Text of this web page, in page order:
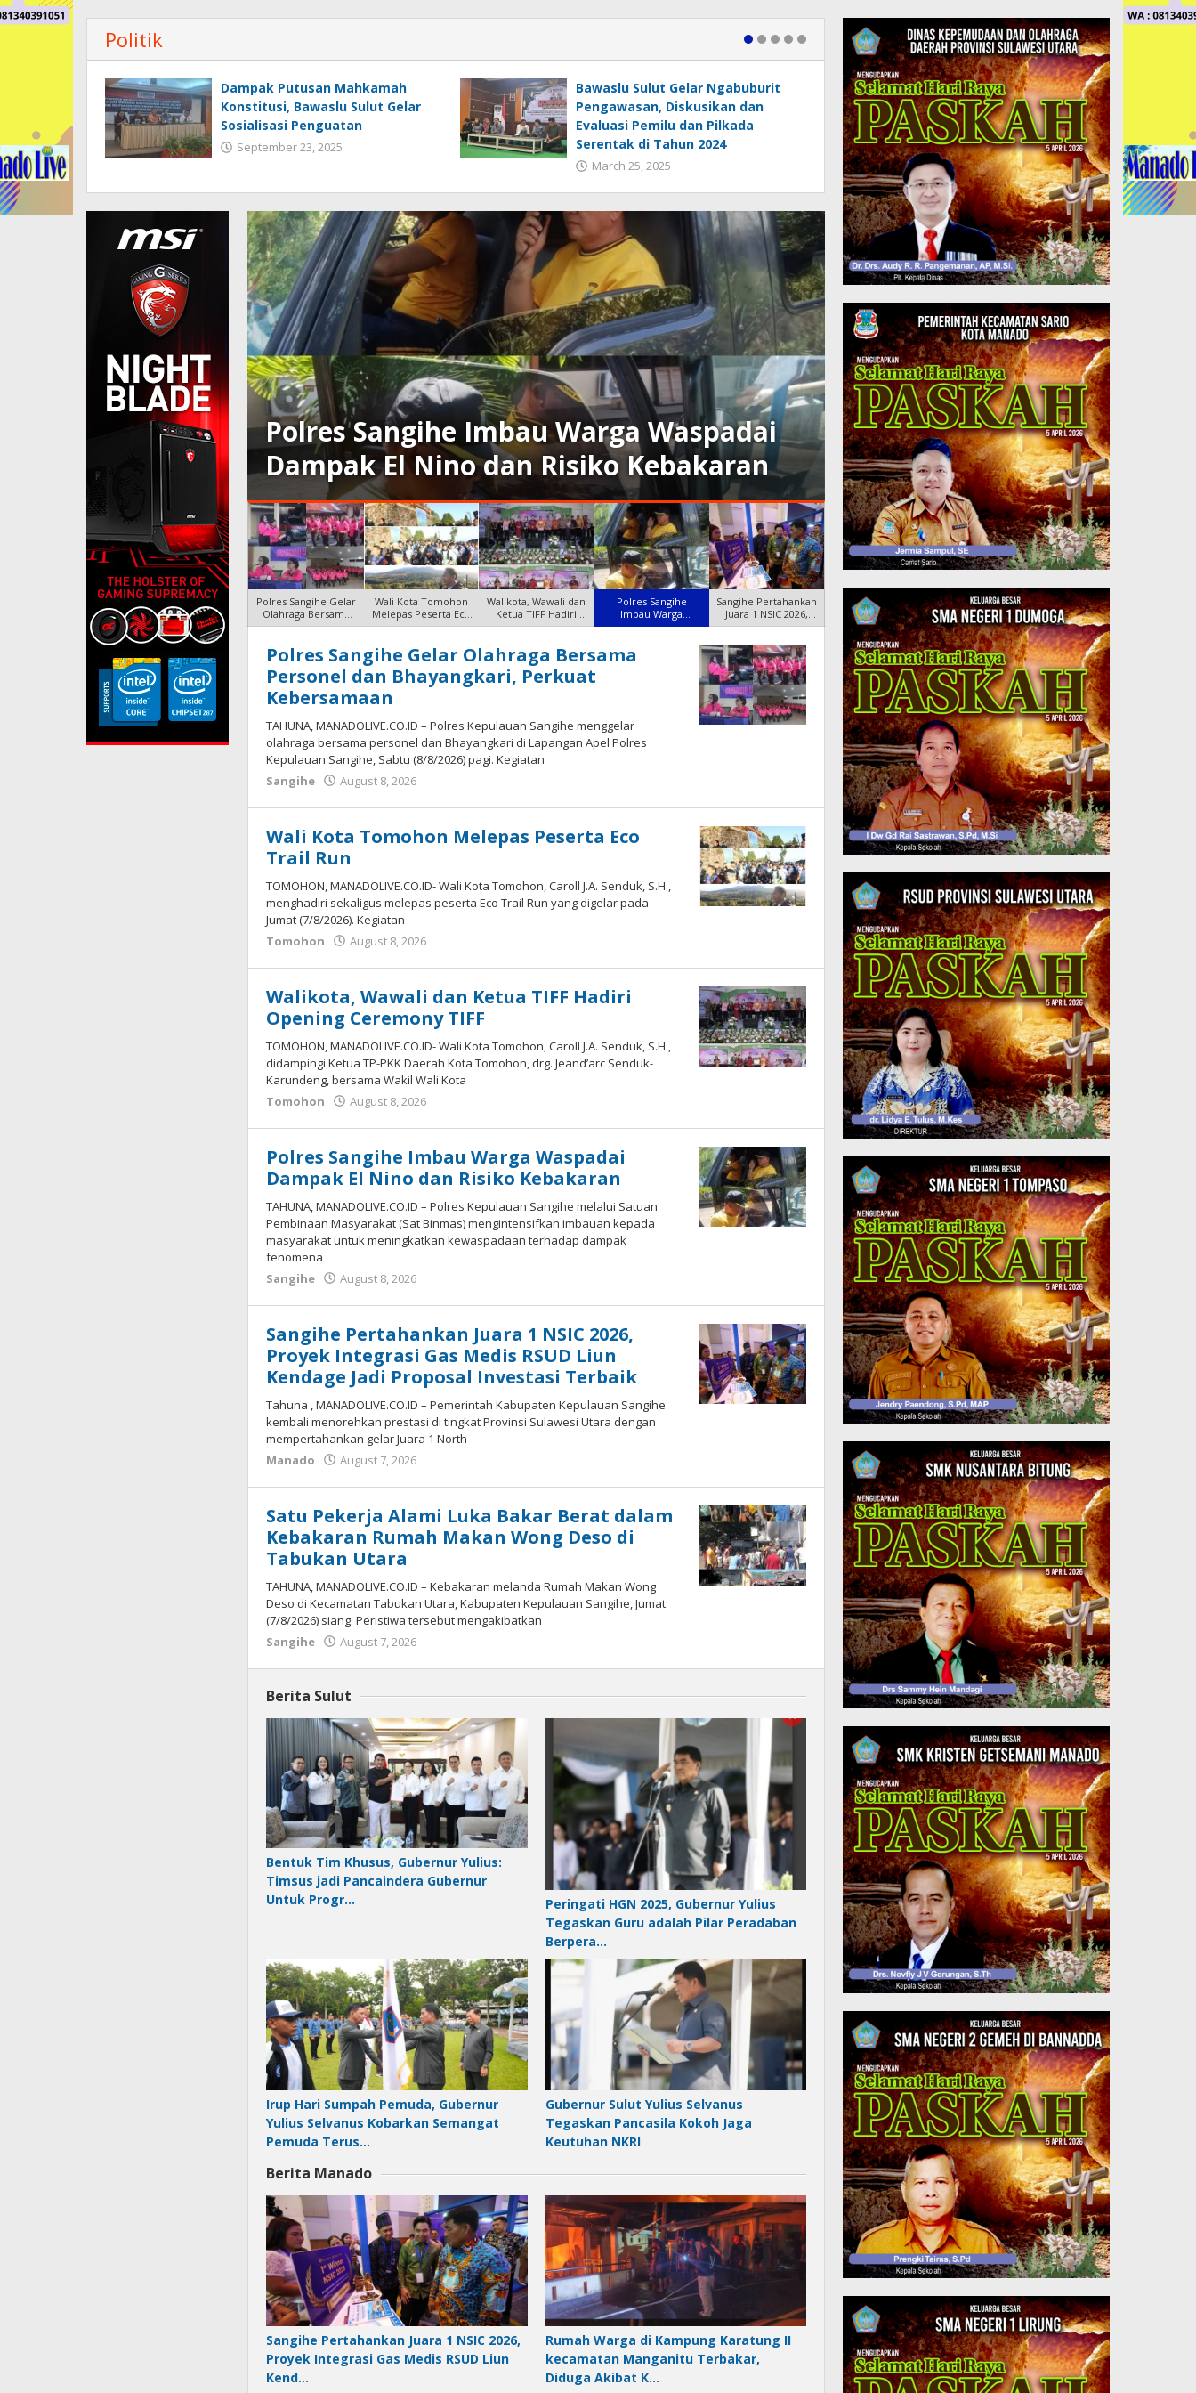
Politik
Dampak Putusan Mahkamah
Konstitusi, Bawaslu Sulut Gelar
Sosialisasi Penguatan
September 23, 2025
Bawaslu Sulut Gelar Ngabuburit
Pengawasan, Diskusikan dan
Evaluasi Pemilu dan Pilkada
Serentak di Tahun 2024
March 25, 2025
Waspadai
Kebakaran
Sangihe Pertahankan Juara 1 NSIC 2026,
Proyek Integrasi Gas Medis RSUD Liun
Kendage Jadi Proposal Investasi Terbaik
Polres Sangihe Gelar
Personel dan
Kebersamaan
Polres Sangihe Gelar
Olahraga Bersama
Persone
Wali Kota Tomohon
Melepas Peserta Eco
Trail R
Walikota, Wawali dan
Ketua TIFF Hadiri
Openin
Polres Sangihe
Imbau Warga
Waspadai Dampak El
Sangihe Pertahankan
Juara 1 NSIC 2026,
Proyek
MANADOLIVE.CO.ID
Polres Sangihe Gelar Olahraga Bersama
Personel dan Bhayangkari, Perkuat
Kebersamaan
TAHUNA, MANADOLIVE.CO.ID – Polres Kepulauan Sangihe menggelar
olahraga bersama personel dan Bhayangkari di Lapangan Apel Polres
Kepulauan Sangihe, Sabtu (8/8/2026) pagi. Kegiatan
Sangihe
August 8, 2026
Wali Kota Tomohon Melepas Peserta Eco
Trail Run
TOMOHON, MANADOLIVE.CO.ID- Wali Kota Tomohon, Caroll J.A. Senduk, S.H.,
menghadiri sekaligus melepas peserta Eco Trail Run yang digelar pada
Jumat (7/8/2026). Kegiatan
Tomohon
August 8, 2026
Walikota, Wawali dan Ketua TIFF Hadiri
Opening Ceremony TIFF
TOMOHON, MANADOLIVE.CO.ID- Wali Kota Tomohon, Caroll J.A. Senduk, S.H.,
didampingi Ketua TP-PKK Daerah Kota Tomohon, drg. Jeand’arc Senduk-
Karundeng, bersama Wakil Wali Kota
Tomohon
August 8, 2026
Polres Sangihe Imbau Warga Waspadai
Dampak El Nino dan Risiko Kebakaran
TAHUNA, MANADOLIVE.CO.ID – Polres Kepulauan Sangihe melalui Satuan
Pembinaan Masyarakat (Sat Binmas) mengintensifkan imbauan kepada
masyarakat untuk meningkatkan kewaspadaan terhadap dampak
fenomena
Sangihe
August 8, 2026
Sangihe Pertahankan Juara 1 NSIC 2026,
Proyek Integrasi Gas Medis RSUD Liun
Kendage Jadi Proposal Investasi Terbaik
Tahuna , MANADOLIVE.CO.ID – Pemerintah Kabupaten Kepulauan Sangihe
kembali menorehkan prestasi di tingkat Provinsi Sulawesi Utara dengan
mempertahankan gelar Juara 1 North
Manado
August 7, 2026
Satu Pekerja Alami Luka Bakar Berat dalam
Kebakaran Rumah Makan Wong Deso di
Tabukan Utara
TAHUNA, MANADOLIVE.CO.ID – Kebakaran melanda Rumah Makan Wong
Deso di Kecamatan Tabukan Utara, Kabupaten Kepulauan Sangihe, Jumat
(7/8/2026) siang. Peristiwa tersebut mengakibatkan
Sangihe
August 7, 2026
Berita Sulut
Bentuk Tim Khusus, Gubernur Yulius:
Timsus jadi Pancaindera Gubernur
Untuk Progr…
Peringati HGN 2025, Gubernur Yulius
Tegaskan Guru adalah Pilar Peradaban
Berpera…
Irup Hari Sumpah Pemuda, Gubernur
Yulius Selvanus Kobarkan Semangat
Pemuda Terus…
Gubernur Sulut Yulius Selvanus
Tegaskan Pancasila Kokoh Jaga
Keutuhan NKRI
Berita Manado
Sangihe Pertahankan Juara 1 NSIC 2026,
Proyek Integrasi Gas Medis RSUD Liun
Kend…
Rumah Warga di Kampung Karatung II
kecamatan Manganitu Terbakar,
Diduga Akibat K…